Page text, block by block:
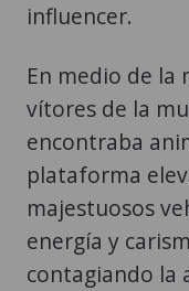
influencer.
En medio de la
vítores de la
encontraba
plataforma
majestuosos
energía y
contagiando la